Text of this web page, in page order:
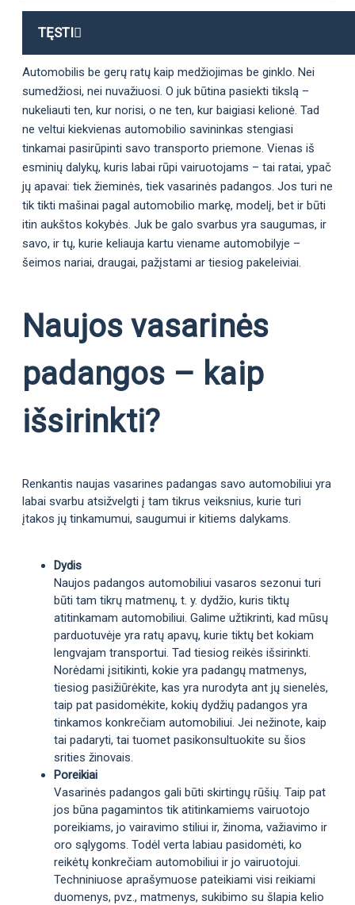
TĘSTI
Automobilis be gerų ratų kaip medžiojimas be ginklo. Nei
sumedžiosi, nei nuvažiuosi. O juk būtina pasiekti tikslą –
nukeliauti ten, kur norisi, o ne ten, kur baigiasi kelionė. Tad
ne veltui kiekvienas automobilio savininkas stengiasi
tinkamai pasirūpinti savo transporto priemone. Vienas iš
esminių dalykų, kuris labai rūpi vairuotojams – tai ratai, ypač
jų apavai: tiek žieminės, tiek vasarinės padangos. Jos turi ne
tik tikti mašinai pagal automobilio markę, modelį, bet ir būti
itin aukštos kokybės. Juk be galo svarbus yra saugumas, ir
savo, ir tų, kurie keliauja kartu viename automobilyje –
šeimos nariai, draugai, pažįstami ar tiesiog pakeleiviai.
Naujos vasarinės
padangos – kaip
išsirinkti?
Renkantis naujas vasarines padangas savo automobiliui yra
labai svarbu atsižvelgti į tam tikrus veiksnius, kurie turi
įtakos jų tinkamumui, saugumui ir kitiems dalykams.
Dydis
Naujos padangos automobiliui vasaros sezonui turi
būti tam tikrų matmenų, t. y. dydžio, kuris tiktų
atitinkamam automobiliui. Galime užtikrinti, kad mūsų
parduotuvėje yra ratų apavų, kurie tiktų bet kokiam
lengvajam transportui. Tad tiesiog reikės išsirinkti.
Norėdami įsitikinti, kokie yra padangų matmenys,
tiesiog pasižiūrėkite, kas yra nurodyta ant jų sienelės,
taip pat pasidomėkite, kokių dydžių padangos yra
tinkamos konkrečiam automobiliui. Jei nežinote, kaip
tai padaryti, tai tuomet pasikonsultuokite su šios
srities žinovais.
Poreikiai
Vasarinės padangos gali būti skirtingų rūšių. Taip pat
jos būna pagamintos tik atitinkamiems vairuotojo
poreikiams, jo vairavimo stiliui ir, žinoma, važiavimo ir
oro sąlygoms. Todėl verta labiau pasidomėti, ko
reikėtų konkrečiam automobiliui ir jo vairuotojui.
Techniniuose aprašymuose pateikiami visi reikiami
duomenys, pvz., matmenys, sukibimo su šlapia kelio